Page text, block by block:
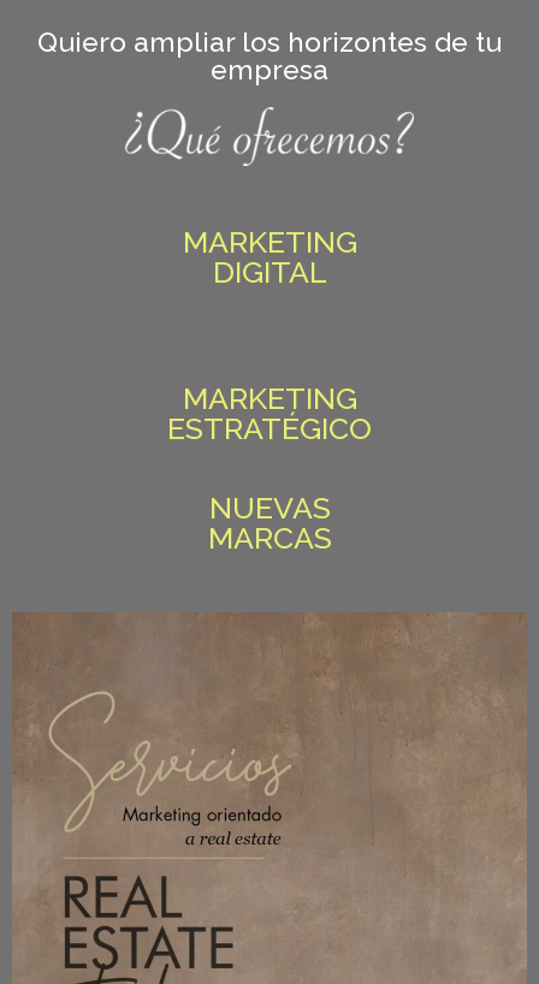
Quiero ampliar los horizontes de tu
empresa
MARKETING
DIGITAL
MARKETING
ESTRATÉGICO
NUEVAS
MARCAS